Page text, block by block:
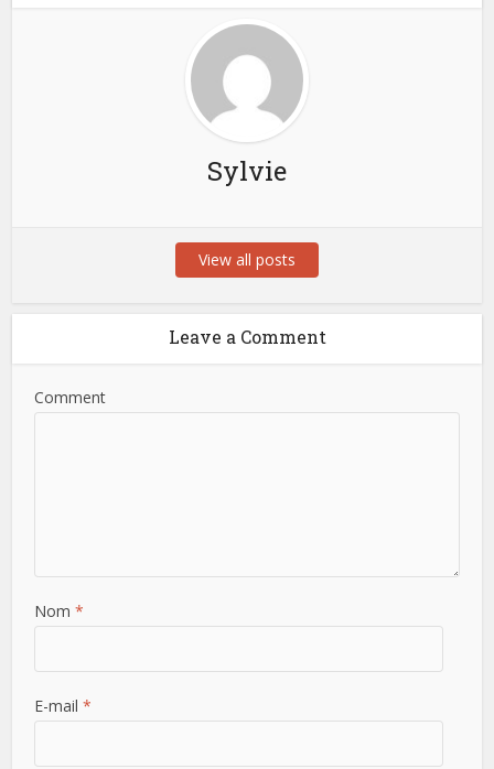
Sylvie
View all posts
Leave a Comment
Comment
Nom*
E-mail*